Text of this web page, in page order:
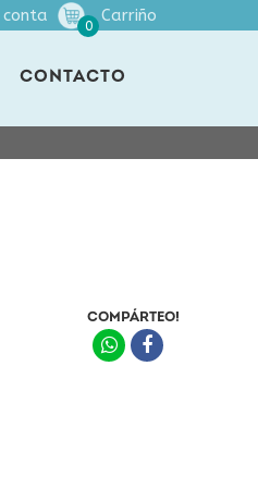
conta
0
Carriño
CONTACTO
COMPÁRTEO!